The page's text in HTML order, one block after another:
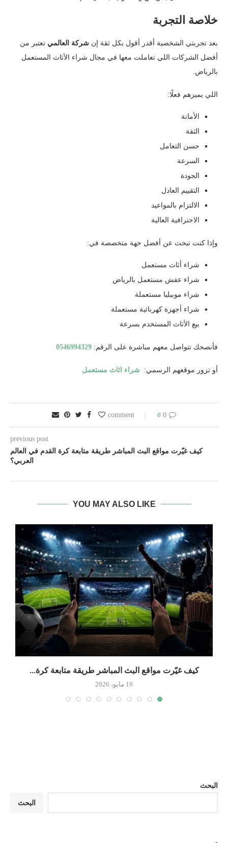
خلاصة التجربة
بعد تجربتي الشخصية أقدر أقول بكل ثقة إن شركة العالمي تعتبر من
أفضل الشركات اللي تعاملت معها في مجال شراء الأثاث المستعمل
بالرياض.
اللي يميزهم فعلًا:
الأمانة
الثقة
حسن التعامل
السرعة
الجودة
التقييم العادل
الالتزام بالمواعيد
الاحترافية العالية
وإذا كنت تبحث عن أفضل جهة متخصصة في:
شراء أثاث مستعمل
شراء عفش مستعمل بالرياض
شراء موبيليا مستعملة
شراء أجهزة كهربائية مستعملة
بيع الأثاث المستخدم بسرعة
فأنصحك تتواصل معهم مباشرة على الرقم: 0546994329
أو تزور موقعهم الرسمي: شراء اثاث مستعمل
0 comment
0
previous post
كيف غيّرت مواقع البث المباشر طريقة متابعة كرة القدم في العالم
العربي؟
YOU MAY ALSO LIKE
كيف غيّرت مواقع البث المباشر طريقة متابعة كرة...
19 مايو، 2026
البحث
البحث